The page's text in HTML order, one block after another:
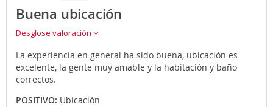
Buena ubicación
Desglose valoración
La experiencia en general ha sido buena, ubicación es
excelente, la gente muy amable y la habitación y baño
correctos.
POSITIVO: Ubicación